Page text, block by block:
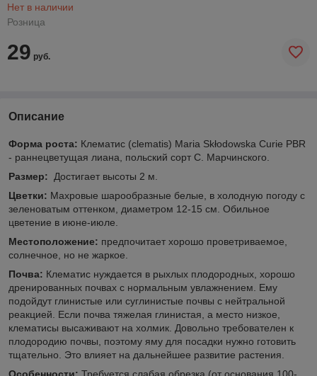
Нет в наличии
Розница
29 руб.
Описание
Форма роста: Клематис (clematis) Maria Skłodowska Curie PBR
- раннецветущая лиана, польский сорт С. Марчинского.
Размер: Достигает высоты 2 м.
Цветки: Махровые шарообразные белые, в холодную погоду с
зеленоватым оттенком, диаметром 12-15 см. Обильное
цветение в июне-июле.
Местоположение: предпочитает хорошо проветриваемое,
солнечное, но не жаркое.
Почва: Клематис нуждается в рыхлых плодородных, хорошо
дренированных почвах с нормальным увлажнением. Ему
подойдут глинистые или суглинистые почвы с нейтральной
реакцией. Если почва тяжелая глинистая, а место низкое,
клематисы высаживают на холмик. Довольно требователен к
плодородию почвы, поэтому яму для посадки нужно готовить
тщательно. Это влияет на дальнейшее развитие растения.
Особенности: Требуется слабая обрезка (от основания 100-